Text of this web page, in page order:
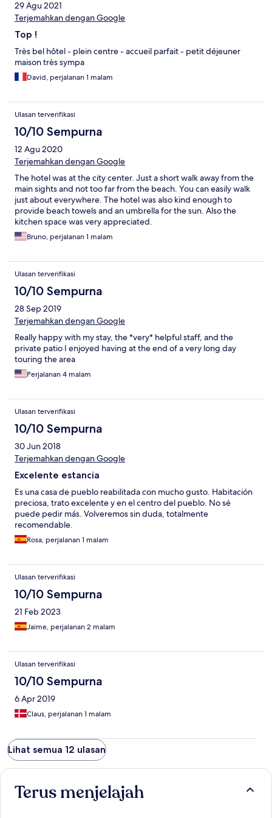
29 Agu 2021
Terjemahkan dengan Google
Top !
Très bel hôtel - plein centre - accueil parfait - petit déjeuner
maison très sympa
David, perjalanan 1 malam
Ulasan terverifikasi
10/10 Sempurna
12 Agu 2020
Terjemahkan dengan Google
The hotel was at the city center. Just a short walk away from the
main sights and not too far from the beach. You can easily walk
just about everywhere. The hotel was also kind enough to
provide beach towels and an umbrella for the sun. Also the
kitchen space was very appreciated.
Bruno, perjalanan 1 malam
Ulasan terverifikasi
10/10 Sempurna
28 Sep 2019
Terjemahkan dengan Google
Really happy with my stay, the *very* helpful staff, and the
private patio I enjoyed having at the end of a very long day
touring the area
Perjalanan 4 malam
Ulasan terverifikasi
10/10 Sempurna
30 Jun 2018
Terjemahkan dengan Google
Excelente estancia
Es una casa de pueblo reabilitada con mucho gusto. Habitación
preciosa, trato excelente y en el centro del pueblo. No sé
puede pedir más. Volveremos sin duda, totalmente
recomendable.
Rosa, perjalanan 1 malam
Ulasan terverifikasi
10/10 Sempurna
21 Feb 2023
Jaime, perjalanan 2 malam
Ulasan terverifikasi
10/10 Sempurna
6 Apr 2019
Claus, perjalanan 1 malam
Lihat semua 12 ulasan
Terus menjelajah